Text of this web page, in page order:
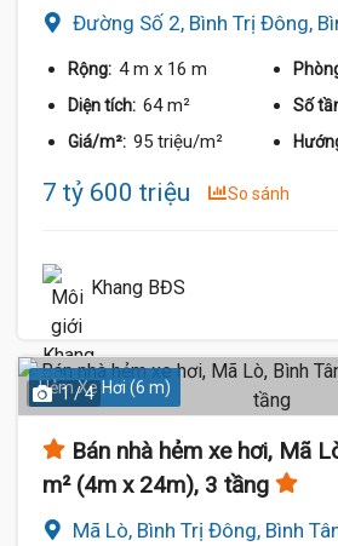
Đường Số 2, Bình Trị Đông,
Rộng: 4 m x 16 m
Diện tích: 64 m² Số
Giá/m²: 95 triệu/m²
7 tỷ 600 triệu So sánh
Khang BĐS
Hẻm Xe Hơi (6 m)
1 / 4
Bán nhà hẻm xe hơi, Mã
m² (4m x 24m), 3 tầng
Mã Lò, Bình Trị Đông, Bình